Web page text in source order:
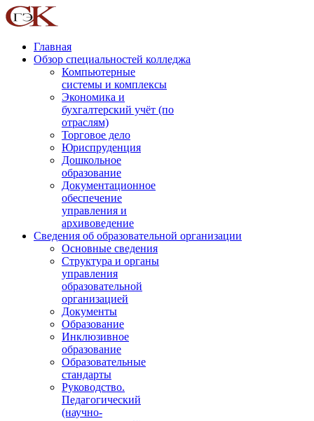
Главная
Обзор специальностей колледжа
Компьютерные
системы и комплексы
Экономика и
бухгалтерский учёт (по
отраслям)
Торговое дело
Юриспруденция
Дошкольное
образование
Документационное
обеспечение
управления и
архивоведение
Сведения об образовательной организации
Основные сведения
Структура и органы
управления
образовательной
организацией
Документы
Образование
Инклюзивное
образование
Образовательные
стандарты
Руководство.
Педагогический
(научно-